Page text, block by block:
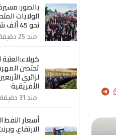
بالصور:
الولايات
نحو 45 ألف شخص
منذ 25 دقيقة
تحتضن
لزائري
الأفريقية
منذ 31 دقيقة
أسعار النفط